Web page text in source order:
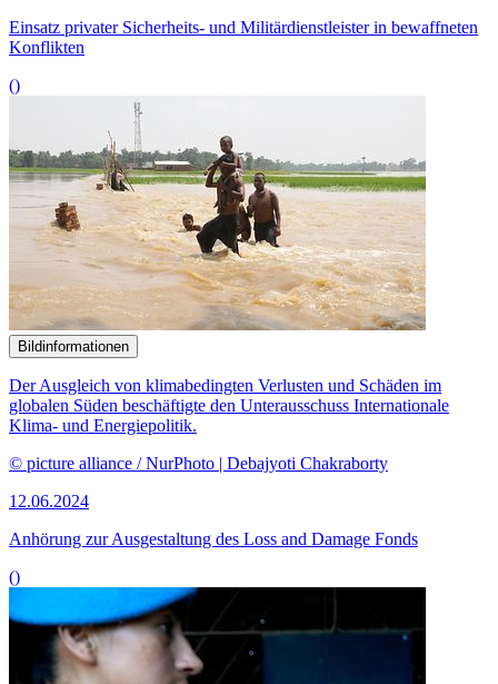
Einsatz privater Sicherheits- und Militärdienstleister in bewaffneten
Konflikten
()
Bildinformationen
Der Ausgleich von klimabedingten Verlusten und Schäden im
globalen Süden beschäftigte den Unterausschuss Internationale
Klima- und Energiepolitik.
© picture alliance / NurPhoto | Debajyoti Chakraborty
12.06.2024
Anhörung zur Ausgestaltung des Loss and Damage Fonds
()